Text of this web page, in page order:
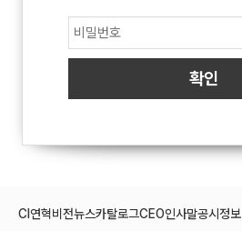
CI 연혁비전뉴스카탈로그CEO인사말공시정보